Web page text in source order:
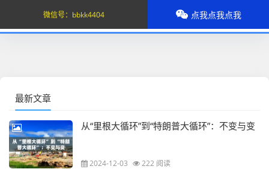
最新文章
从“里根大循环”到“特朗普大循环”：不变与变
2024-12-03 222 阅读
微信号： bbkk4404 点我点我点我